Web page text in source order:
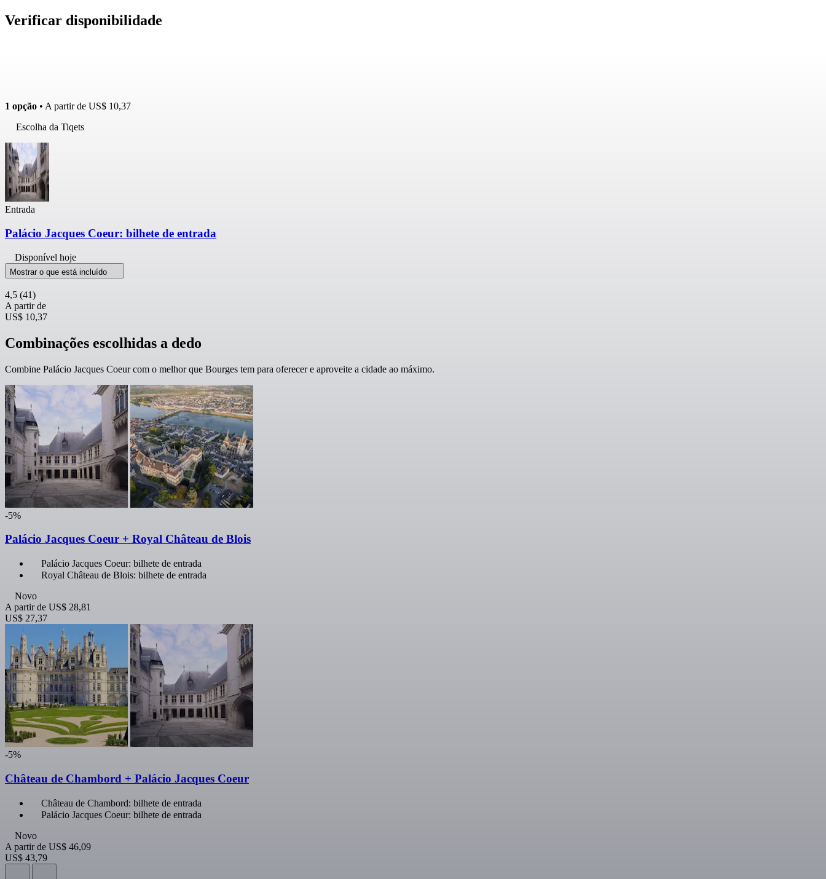
Verificar disponibilidade
1 opção • A partir de US$ 10,37
Escolha da Tiqets
Entrada
Palácio Jacques Coeur: bilhete de entrada
Disponível hoje
Mostrar o que está incluído
4,5 (41)
A partir de
US$ 10,37
Combinações escolhidas a dedo
Combine Palácio Jacques Coeur com o melhor que Bourges tem para oferecer e aproveite a cidade ao máximo.
-5%
Palácio Jacques Coeur + Royal Château de Blois
Palácio Jacques Coeur: bilhete de entrada
Royal Château de Blois: bilhete de entrada
Novo
A partir de US$ 28,81
US$ 27,37
-5%
Château de Chambord + Palácio Jacques Coeur
Château de Chambord: bilhete de entrada
Palácio Jacques Coeur: bilhete de entrada
Novo
A partir de US$ 46,09
US$ 43,79